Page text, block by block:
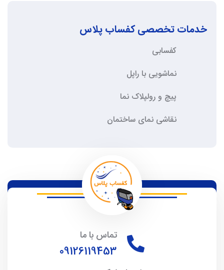
خدمات تخصصی کفساب پلاس
کفسابی
نماشویی با راپل
پیچ و رولپلاک نما
نقاشی نمای ساختمان
تماس با ما
09126119453